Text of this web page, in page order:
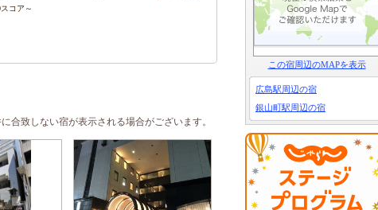
コア～
合致しない宿が表示される場合がございます。
この宿周辺のMAPを表示
広島駅周辺の宿
銀山町駅周辺の宿